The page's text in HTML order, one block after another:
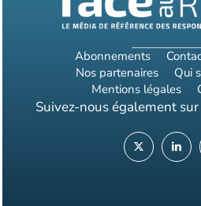
Abonnements
Nos partenaires
Qui
Mentions légales
Suivez-nous également